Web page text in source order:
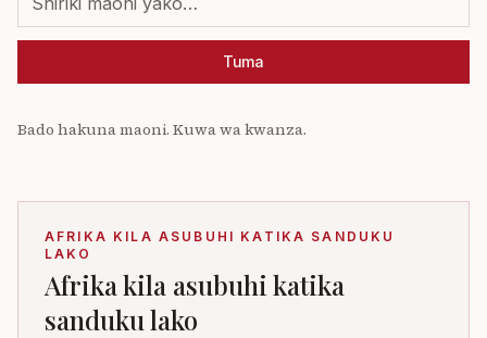
Tuma
Bado hakuna maoni. Kuwa wa kwanza.
AFRIKA KILA ASUBUHI KATIKA SANDUKU
LAKO
Afrika kila asubuhi katika
sanduku lako